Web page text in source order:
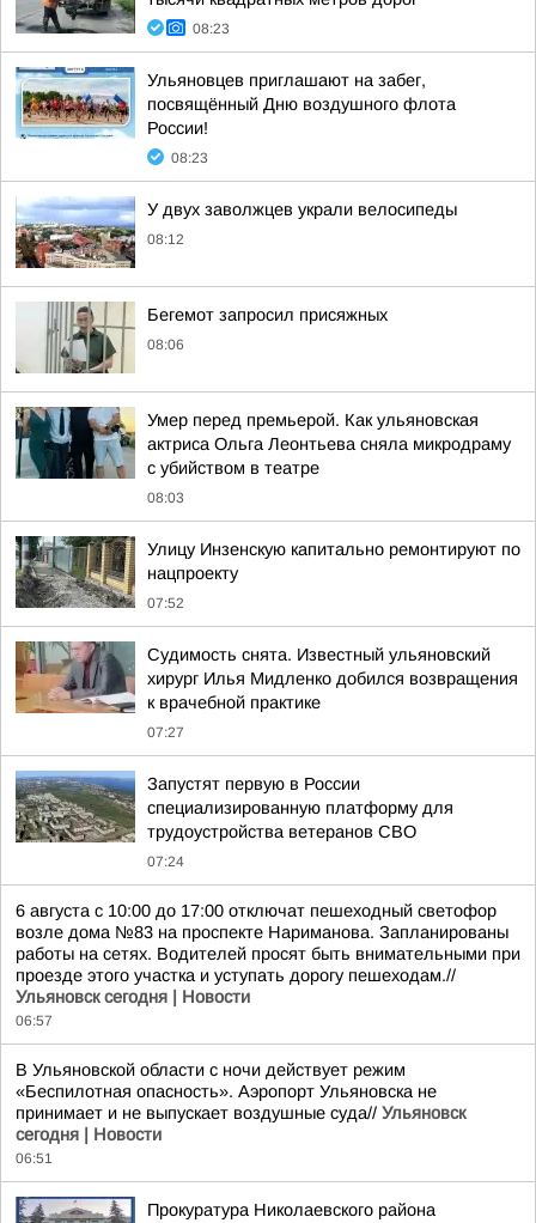
08:23
Ульяновцев приглашают на забег,
посвящённый Дню воздушного флота
России!
08:23
У двух заволжцев украли велосипеды
08:12
Бегемот запросил присяжных
08:06
Умер перед премьерой. Как ульяновская
актриса Ольга Леонтьева сняла микродраму
с убийством в театре
08:03
Улицу Инзенскую капитально ремонтируют по
нацпроекту
07:52
Судимость снята. Известный ульяновский
хирург Илья Мидленко добился возвращения
к врачебной практике
07:27
Запустят первую в России
специализированную платформу для
трудоустройства ветеранов СВО
07:24
6 августа с 10:00 до 17:00 отключат пешеходный светофор
возле дома №83 на проспекте Нариманова. Запланированы
работы на сетях. Водителей просят быть внимательными при
проезде этого участка и уступать дорогу пешеходам.//
Ульяновск сегодня | Новости
06:57
В Ульяновской области с ночи действует режим
«Беспилотная опасность». Аэропорт Ульяновска не
принимает и не выпускает воздушные суда// Ульяновск
сегодня | Новости
06:51
Прокуратура Николаевского района